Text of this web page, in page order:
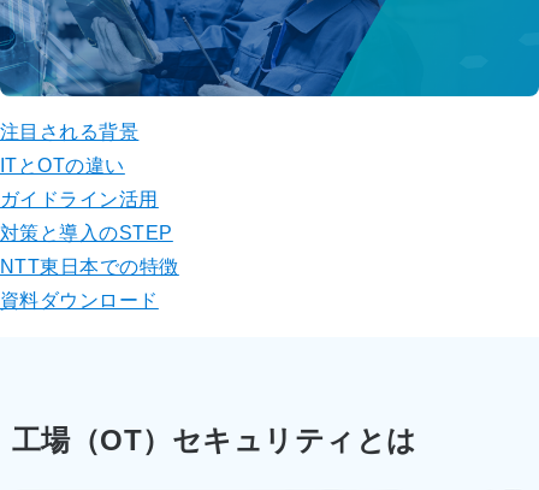
注目される背景
ITとOTの違い
ガイドライン活用
対策と導入のSTEP
NTT東日本での特徴
資料ダウンロード
工場（OT）セキュリティとは